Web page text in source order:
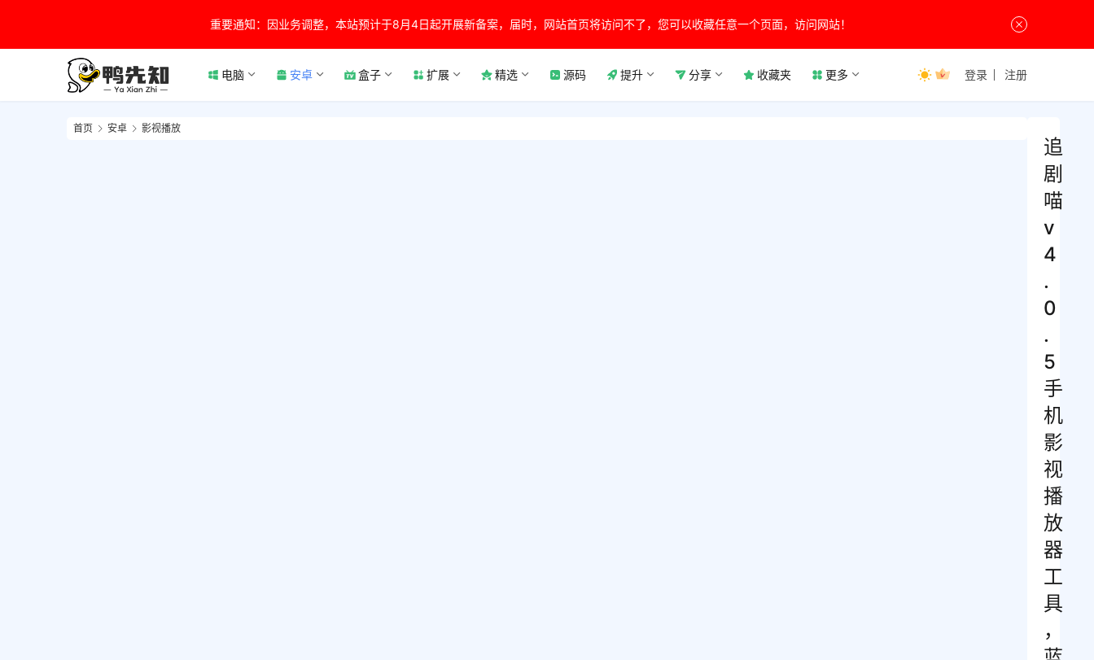
重要通知：因业务调整，本站预计于8月4日起开展新备案，届时，网站首页将访问不了，您可以收藏任意一个页面，访问网站！
电脑 安卓 盒子 扩展 精选 源码 提升 分享 收藏夹 更多 登录 注册
首页 安卓 影视播放
追
剧
喵
v
4
.
0
.
5
手
机
影
视
播
放
器
工
具
，